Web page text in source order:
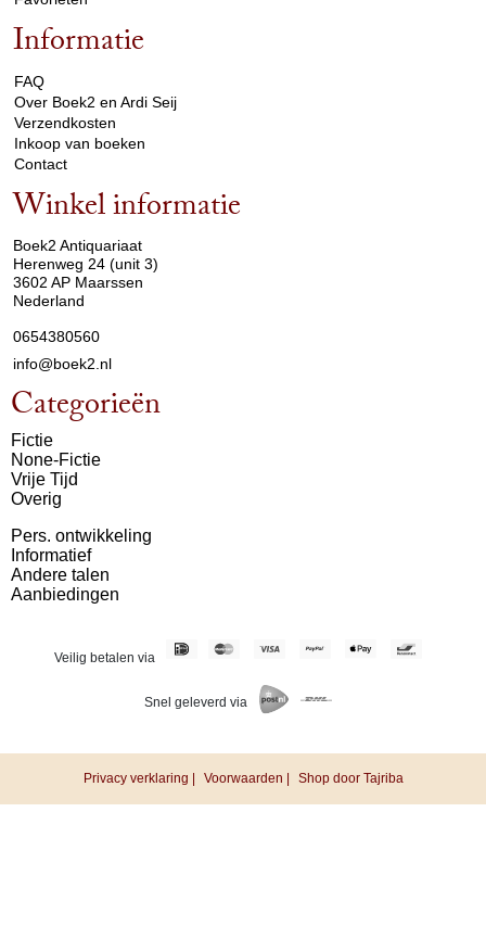
Informatie
FAQ
Over Boek2 en Ardi Seij
Verzendkosten
Inkoop van boeken
Contact
Winkel informatie
Boek2 Antiquariaat
Herenweg 24 (unit 3)
3602 AP Maarssen
Nederland
0654380560
info@boek2.nl
Categorieën
Fictie
None-Fictie
Vrije Tijd
Overig
Pers. ontwikkeling
Informatief
Andere talen
Aanbiedingen
Veilig betalen via
Snel geleverd via
Privacy verklaring | Voorwaarden | Shop door Tajriba